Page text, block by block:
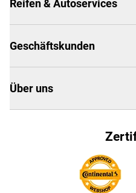
Reifen & Autoservices
Geschäftskunden
Über uns